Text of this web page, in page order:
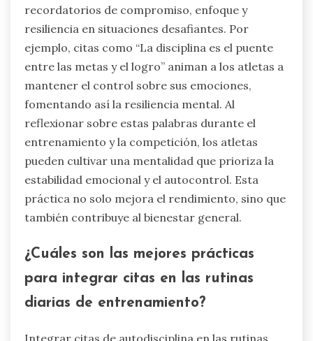
recordatorios de compromiso, enfoque y
resiliencia en situaciones desafiantes. Por
ejemplo, citas como “La disciplina es el puente
entre las metas y el logro” animan a los atletas a
mantener el control sobre sus emociones,
fomentando así la resiliencia mental. Al
reflexionar sobre estas palabras durante el
entrenamiento y la competición, los atletas
pueden cultivar una mentalidad que prioriza la
estabilidad emocional y el autocontrol. Esta
práctica no solo mejora el rendimiento, sino que
también contribuye al bienestar general.
¿Cuáles son las mejores prácticas
para integrar citas en las rutinas
diarias de entrenamiento?